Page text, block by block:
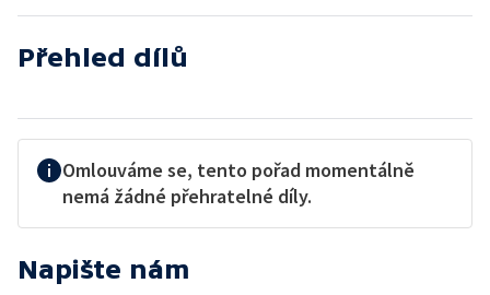
Přehled dílů
Omlouváme se, tento pořad momentálně
nemá žádné přehratelné díly.
Napište nám